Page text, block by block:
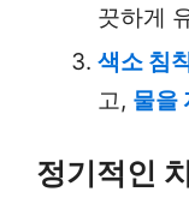
끗하게
색소 침
고, 물을
정기적인